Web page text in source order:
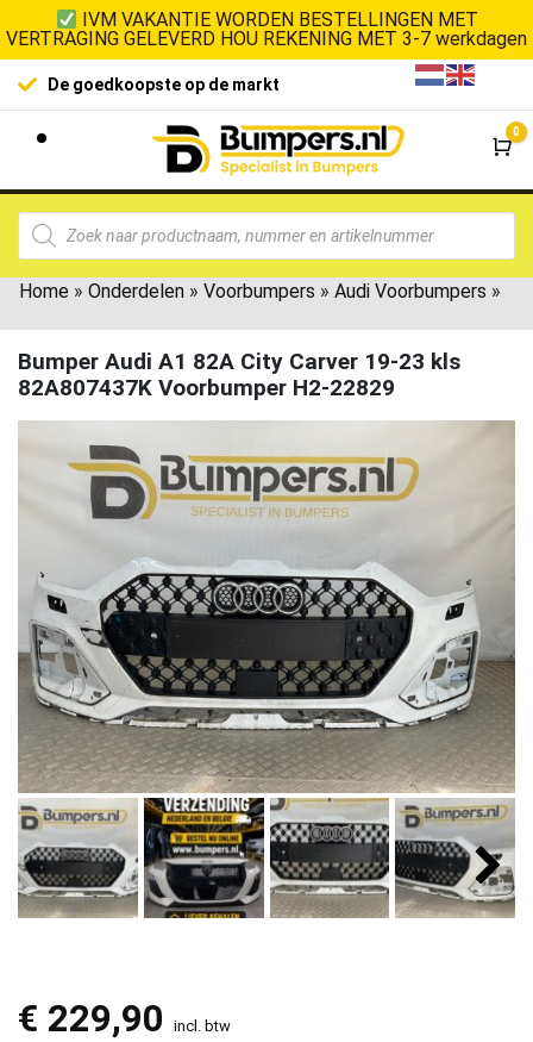
IVM VAKANTIE WORDEN BESTELLINGEN MET
VERTRAGING GELEVERD HOU REKENING MET 3-7 werkdagen
De goedkoopste op de markt
0
Home » Onderdelen » Voorbumpers » Audi Voorbumpers »
Bumper Audi A1 82A City Carver 19-23 kls
82A807437K Voorbumper H2-22829
€ 229,90 incl. btw